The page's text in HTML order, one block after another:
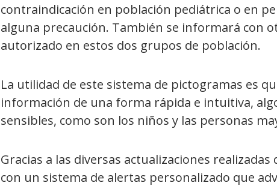
contraindicación en población pediátrica o en
alguna precaución. También se informará con
autorizado en estos dos grupos de población.
La utilidad de este sistema de pictogramas es
información de una forma rápida e intuitiva,
sensibles, como son los niños y las personas
Gracias a las diversas actualizaciones
con un sistema de alertas personalizado que